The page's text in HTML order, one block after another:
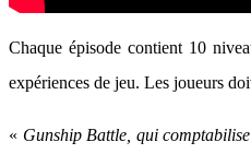
Chaque épisode contient 10
expériences de jeu. Les joueurs
« Gunship Battle, qui